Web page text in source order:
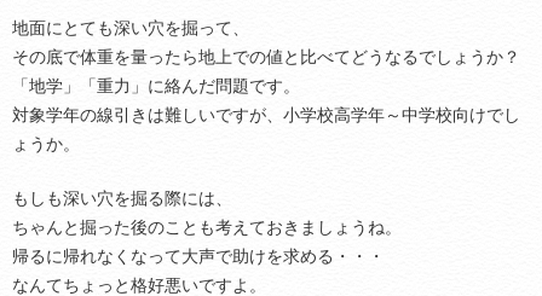
地面にとても深い穴を掘って、
その底で体重を量ったら地上での値と比べてどうなるでしょうか？
「地学」「重力」に絡んだ問題です。
対象学年の線引きは難しいですが、小学校高学年～中学校向けでし
ょうか。
もしも深い穴を掘る際には、
ちゃんと掘った後のことも考えておきましょうね。
帰るに帰れなくなって大声で助けを求める・・・
なんてちょっと格好悪いですよ。